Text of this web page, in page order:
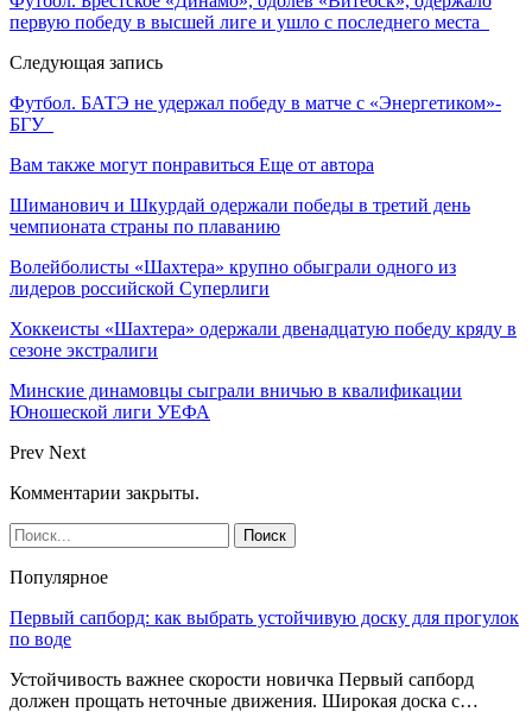
первую победу в высшей лиге и ушло с последнего места
Следующая запись
Футбол. БАТЭ не удержал победу в матче с «Энергетиком»-
БГУ
Вам также могут понравиться Еще от автора
Шиманович и Шкурдай одержали победы в третий день
чемпионата страны по плаванию
Волейболисты «Шахтера» крупно обыграли одного из
лидеров российской Суперлиги
Хоккеисты «Шахтера» одержали двенадцатую победу кряду в
сезоне экстралиги
Минские динамовцы сыграли вничью в квалификации
Юношеской лиги УЕФА
Prev Next
Комментарии закрыты.
Популярное
Первый сапборд: как выбрать устойчивую доску для прогулок
по воде
Устойчивость важнее скорости новичка Первый сапборд
должен прощать неточные движения. Широкая доска с…